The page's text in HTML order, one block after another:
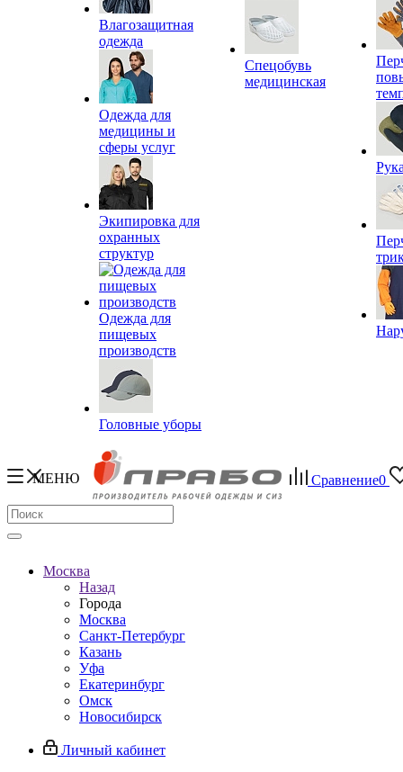
Влагозащитная
одежда
Одежда для
медицины и
сферы услуг
Экипировка для
охранных
структур
Одежда для
пищевых
производств
Головные уборы
Спецобувь
медицинская
МЕНЮ Сравнение0
Москва
Назад
Города
Москва
Санкт-Петербург
Казань
Уфа
Екатеринбург
Омск
Новосибирск
Личный кабинет